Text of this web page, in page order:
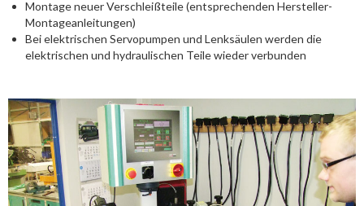
Montage neuer Verschleißteile (entsprechenden Hersteller-
Montageanleitungen)
Bei elektrischen Servopumpen und Lenksäulen werden die
elektrischen und hydraulischen Teile wieder verbunden